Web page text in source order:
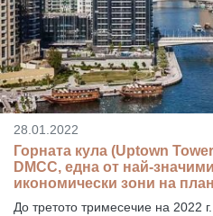
28.01.2022
Горната кула (Uptown
DMCC, една от най-
икономически зони на
До третото тримесечие на 2022